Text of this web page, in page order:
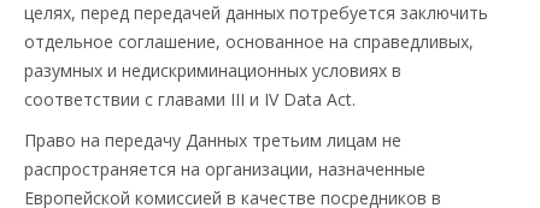
целях, перед передачей данных потребуется заключить
отдельное соглашение, основанное на справедливых,
разумных и недискриминационных условиях в
соответствии с главами III и IV Data Act.
Право на передачу Данных третьим лицам не
распространяется на организации, назначенные
Европейской комиссией в качестве посредников в